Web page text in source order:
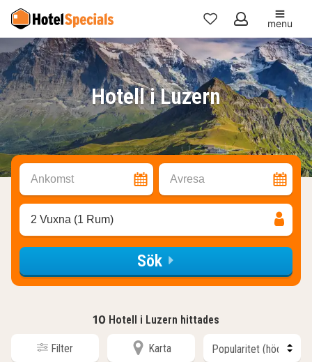
Mina
favoriter
menu
Hotell i Luzern
Ankomst Avresa
2 Vuxna (1 Rum)
Sök
10 Hotell i Luzern hittades
Filter Karta